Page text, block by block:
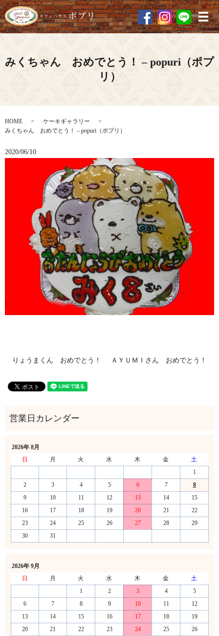
メ
みくちゃん おめでとう！ – popuri（ポプ
リ）
HOME
ケーキギャラリー
みくちゃん おめでとう！ – popuri（ポプリ）
2020/06/10
りょうまくん おめでとう！ ＡＹＵＭＩさん おめでとう！
2026年 8月
日
月 火 水 木 金
土
1
2
3 4 5 6 7
8
9
10 11 12 13 14
15
16
17 18 19 20 21
22
23
24 25 26 27 28
29
30
31
2026年 9月
日
月 火 水 木 金
土
1
2 3 4
5
6
7 8 9 10 11
12
13
14 15 16 17 18
19
20
21 22 23 24 25
26